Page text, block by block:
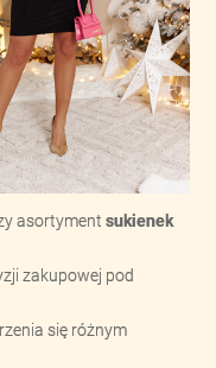
asortymentsukienek
zakupowej pod
się różnym